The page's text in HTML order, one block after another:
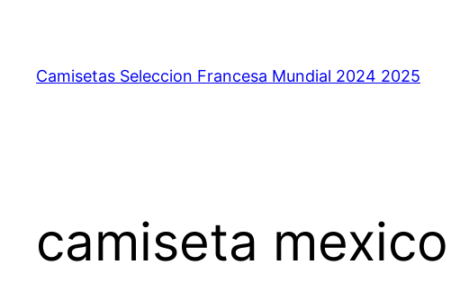
contenido
Camisetas Seleccion Francesa Mundial 2024 2025
camiseta